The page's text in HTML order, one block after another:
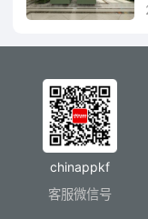
chinappkf
客服微信号